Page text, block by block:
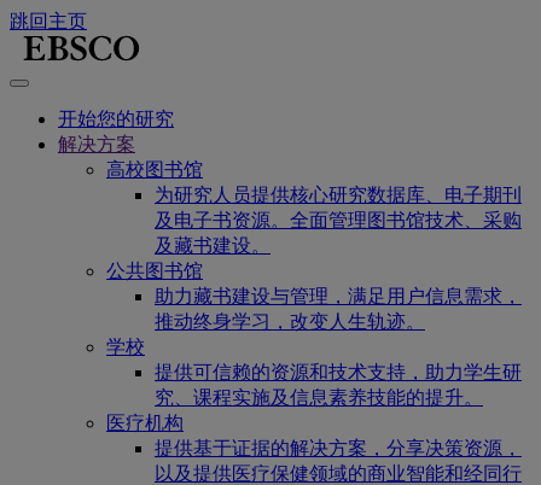
跳回主页
开始您的研究
解决方案
高校图书馆
为研究人员提供核心研究数据库、电子期刊
及电子书资源。全面管理图书馆技术、采购
及藏书建设。
公共图书馆
助力藏书建设与管理，满足用户信息需求，
推动终身学习，改变人生轨迹。
学校
提供可信赖的资源和技术支持，助力学生研
究、课程实施及信息素养技能的提升。
医疗机构
提供基于证据的解决方案，分享决策资源，
以及提供医疗保健领域的商业智能和经同行